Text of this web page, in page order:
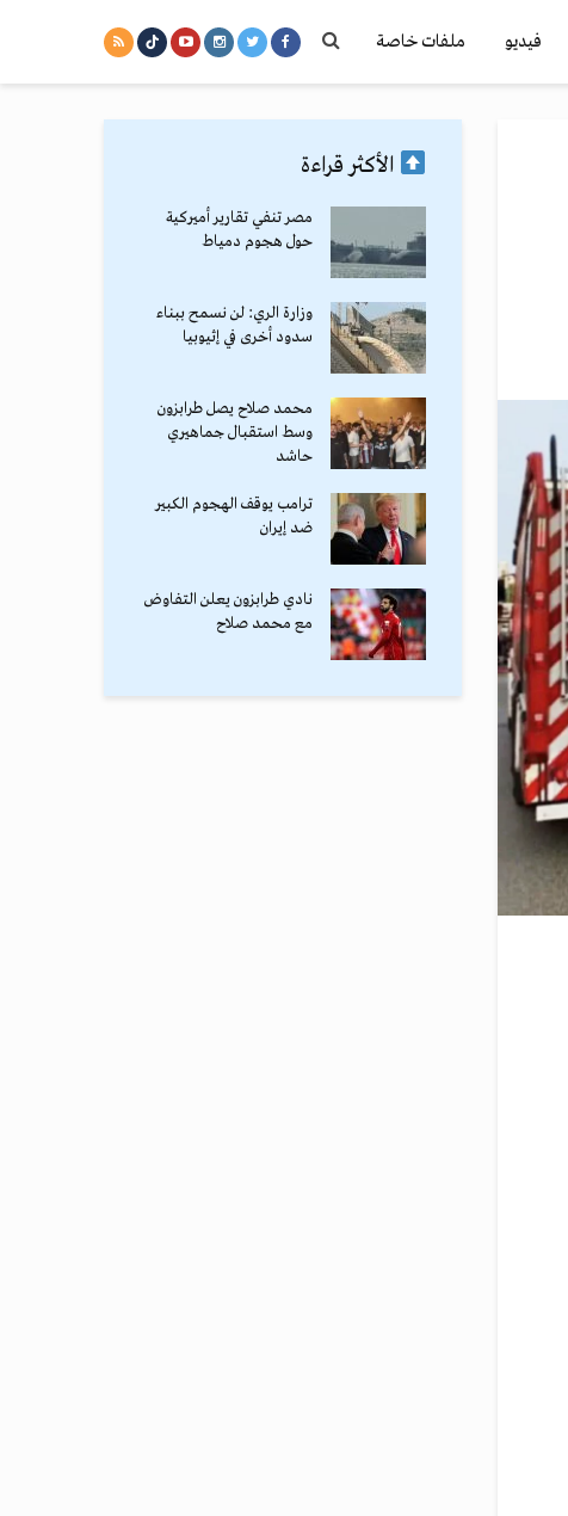
فيديو ملفات خاصة
الأكثر قراءة
مصر تنفي تقارير أميركية
حول هجوم دمياط
وزارة الري: لن نسمح ببناء
سدود أخرى في إثيوبيا
محمد صلاح يصل طرابزون
وسط استقبال جماهيري
حاشد
ترامب يوقف الهجوم الكبير
ضد إيران
نادي طرابزون يعلن التفاوض
مع محمد صلاح